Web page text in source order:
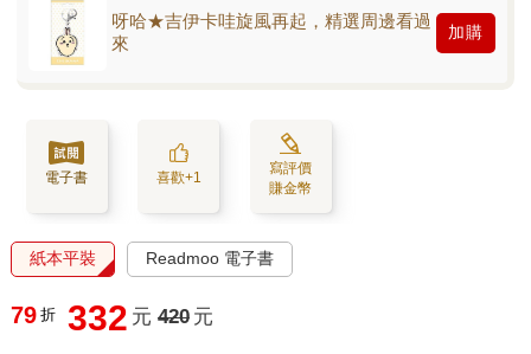
呀哈★吉伊卡哇旋風再起，精選周邊看過
來
加購
電子書 喜歡+1
寫評價
賺金幣
紙本平裝 Readmoo 電子書
79 折 332 元 420 元